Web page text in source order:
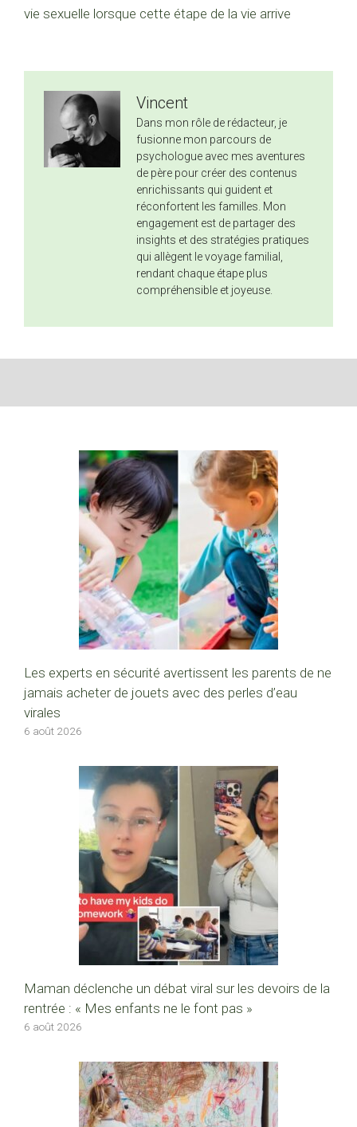
vie sexuelle lorsque cette étape de la vie arrive
Vincent
Dans mon rôle de rédacteur, je
fusionne mon parcours de
psychologue avec mes aventures
de père pour créer des contenus
enrichissants qui guident et
réconfortent les familles. Mon
engagement est de partager des
insights et des stratégies pratiques
qui allègent le voyage familial,
rendant chaque étape plus
compréhensible et joyeuse.
Les experts en sécurité avertissent les parents de ne
jamais acheter de jouets avec des perles d’eau
virales
6 août 2026
Maman déclenche un débat viral sur les devoirs de la
rentrée : « Mes enfants ne le font pas »
6 août 2026